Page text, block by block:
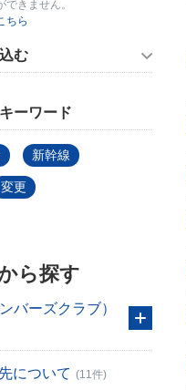
きません。
ちら
む
ーワード
新幹線
変更
ら探す
バーズクラブ）
について (11件)